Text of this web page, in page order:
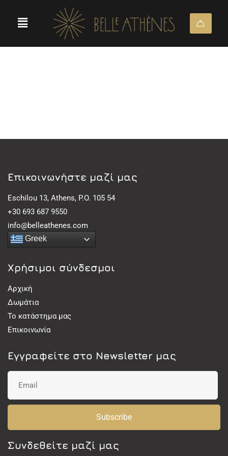
Eπικοινωνήστε μαζί μας
Eschilou 13, Athens, P.O. 105 54
+30 693 687 9550
info@belleathenes.com
Greek
Χρήσιμοι σύνδεσμοι
Αρχική
Δωμάτια
Το κατάστημα μας
Επικοινωνία
Εγγραφείτε στο Newsletter μας
Subscribe
Συνδεθείτε μαζί μας